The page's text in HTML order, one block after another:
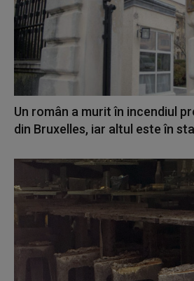
Un român a murit în incendiul
din Bruxelles, iar altul este în